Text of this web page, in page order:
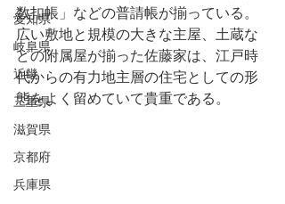
愛知県
岐阜県
近畿
三重県
滋賀県
京都府
兵庫県
数扣帳」などの普請帳が揃っている。
広い敷地と規模の大きな主屋、土蔵な
どの附属屋が揃った佐藤家は、江戸時
代からの有力地主層の住宅としての形
態をよく留めていて貴重である。